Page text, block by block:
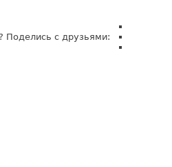
Поделись с друзьями: